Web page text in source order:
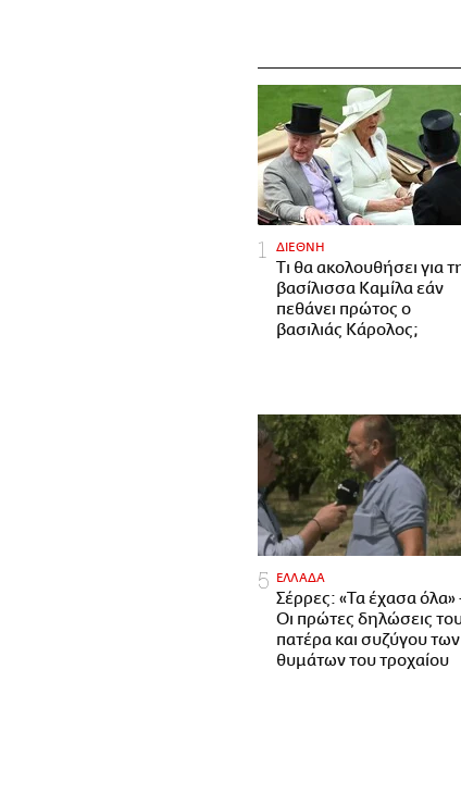
ΔΙΕΘΝΗ
Τι θα ακολουθήσει για
βασίλισσα Καμίλα εάν
πεθάνει πρώτος ο
βασιλιάς Κάρολος;
ΕΛΛΑΔΑ
Σέρρες: «Τα έχασα όλα»
Οι πρώτες δηλώσεις
πατέρα και συζύγου των
θυμάτων του τροχαίου